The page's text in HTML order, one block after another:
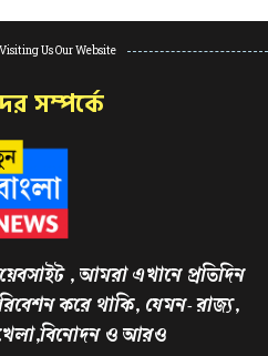
Us Our Website
সম্পর্কে
, আমরা এখানে প্রতিদিন
করে থাকি, যেমন- রাজ্য,
ও আরও